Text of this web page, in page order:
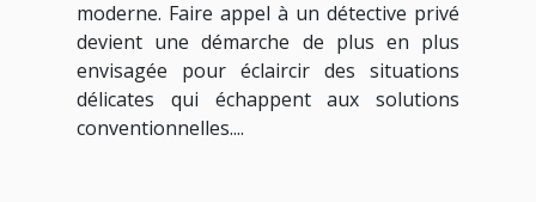
moderne. Faire appel à un détective privé
devient une démarche de plus en plus
envisagée pour éclaircir des situations
délicates qui échappent aux solutions
conventionnelles....